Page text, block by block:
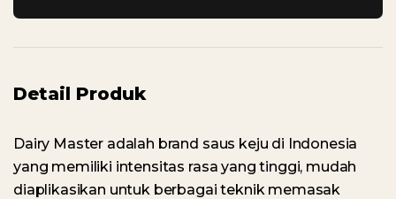
Detail Produk
Dairy Master adalah brand saus keju di Indonesia
yang memiliki intensitas rasa yang tinggi, mudah
diaplikasikan untuk berbagai teknik memasak